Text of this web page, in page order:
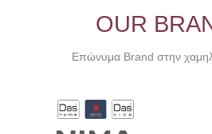
OUR
Επώνυμα Brand στην